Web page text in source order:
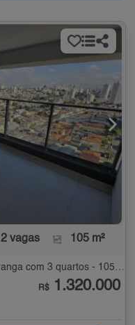
2 vagas 105 m²
Apartamento à Venda no Alto do Ipiranga com 3 quartos - 105 m²
R$ 1.320.000